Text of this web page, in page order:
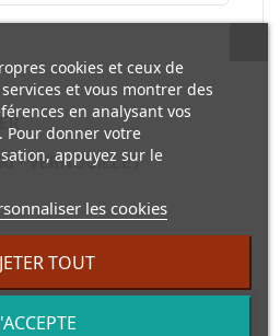
cookies et ceux de
et vous montrer des
en analysant vos
Pour donner votre
appuyez sur le
les cookies
TOUT
- VERNOUILLET